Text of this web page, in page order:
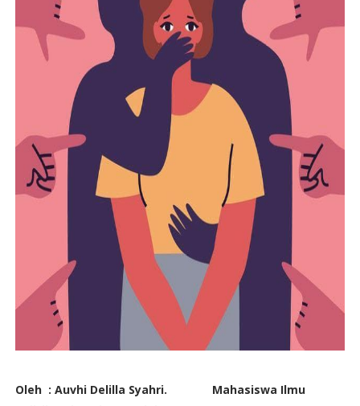
Oleh : Auvhi Delilla Syahri. Mahasiswa Ilmu